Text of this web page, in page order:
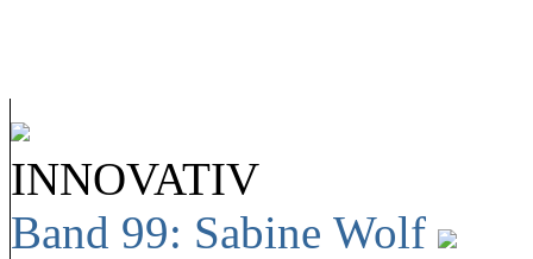
INNOVATIV
Band 99: Sabine Wolf